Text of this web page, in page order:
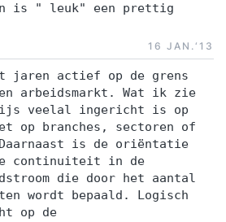
is, een meer
niet geschuwd. Strikte
staat bij ons
hoog in het
die wij vergaren voor,
mediatrainingen is en blijft
De cameraopnames die wij
worden direct
Silent Speakers is als
erkend door en
is " leuk" een prettig
16 JAN.‘13
jaren actief op de grens
arbeidsmarkt. Wat ik zie
veelal ingericht is op
op branches, sectoren of
is de oriëntatie
continuiteit in de
die door het aantal
wordt bepaald. Logisch
op de